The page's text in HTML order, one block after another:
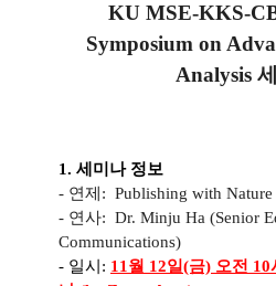
KU MSE-KKS-
Symposium on
Analysis
1. 세미나 정보
- 연제: Publishing with
- 연사: Dr. Minju Ha (Senior
Communications)
- 일시: 11월 12일(금) 오전 10